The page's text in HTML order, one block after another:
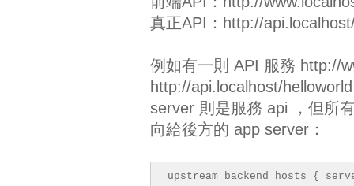
真正API：http://
例如有一則 API 服務 http://
http://api.localhost/
server 則是服務 api ，但所
向給後方的 app server：
upstream backend_hosts {